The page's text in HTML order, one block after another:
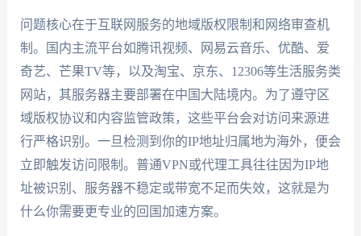
问题核心在于互联网服务的地域版权限制和网络审查机
制。国内主流平台如腾讯视频、网易云音乐、优酷、爱
奇艺、芒果TV等，以及淘宝、京东、12306等生活服务类
网站，其服务器主要部署在中国大陆境内。为了遵守区
域版权协议和内容监管政策，这些平台会对访问来源进
行严格识别。一旦检测到你的IP地址归属地为海外，便会
立即触发访问限制。普通VPN或代理工具往往因为IP地
址被识别、服务器不稳定或带宽不足而失效，这就是为
什么你需要更专业的回国加速方案。